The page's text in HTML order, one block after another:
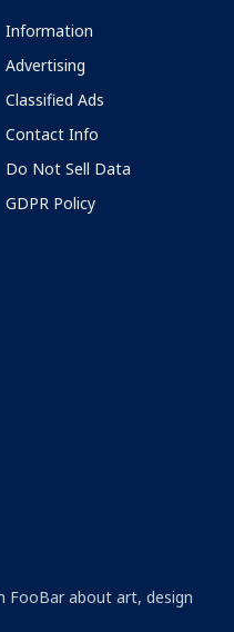
Information
Advertising
Classified Ads
Contact Info
Do Not Sell Data
GDPR Policy
FooBar about art, design